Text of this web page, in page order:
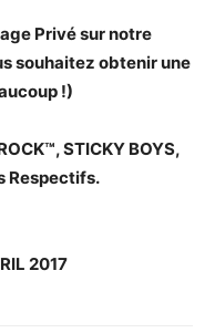
Privé sur notre
souhaitez obtenir une
!)
STICKY BOYS,
Respectifs.
2017